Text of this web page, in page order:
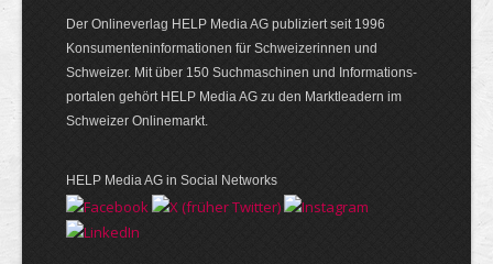
Der Onlineverlag HELP Media AG publiziert seit 1996
Konsumenten­informationen für Schweizerinnen und
Schweizer. Mit über 150 Suchmaschinen und Informations­
portalen gehört HELP Media AG zu den Marktleadern im
Schweizer Onlinemarkt.
HELP Media AG in Social Networks